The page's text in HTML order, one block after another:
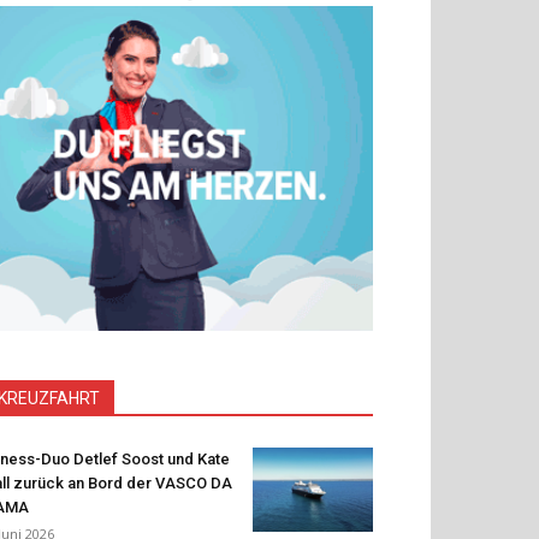
KREUZFAHRT
Duo Detlef Soost und Kate
zurück an Bord der VASCO DA
2026